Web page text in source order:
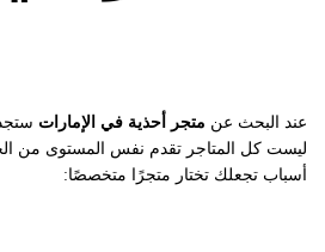
عند البحث عن متجر أحذية في الإمارات
ليست كل المتاجر تقدم نفس المستوى من
أسباب تجعلك تختار متجرًا متخصصًا: